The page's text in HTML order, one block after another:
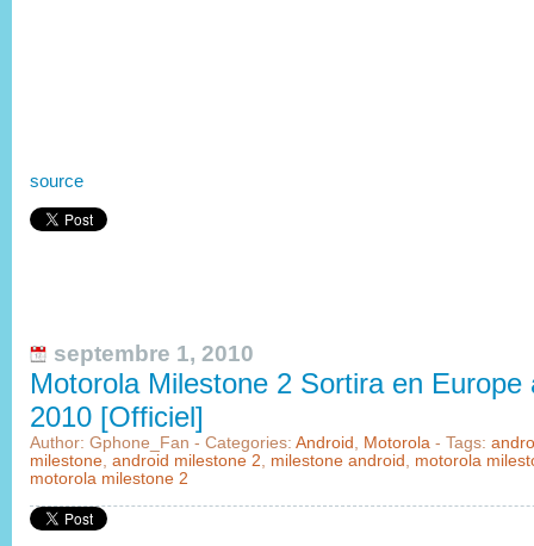
source
septembre 1, 2010
Motorola Milestone 2 Sortira en Europe
2010 [Officiel]
Author: Gphone_Fan - Categories: Android , Motorola - Tags:
milestone, android milestone 2, milestone android , motorola
motorola milestone 2